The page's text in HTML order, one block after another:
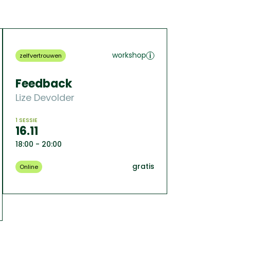
zelfvertrouwen workshop
Feedback
Lize Devolder
1 SESSIE
16.11
18:00 - 20:00
Online gratis